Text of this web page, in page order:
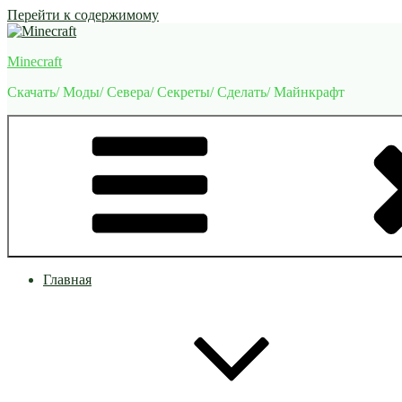
Перейти к содержимому
Minecraft
Скачать/ Моды/ Севера/ Секреты/ Сделать/ Майнкрафт
Главная